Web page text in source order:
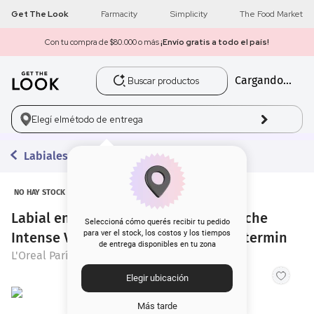
Get The Look Farmacity Simplicity The Food Market
Con tu compra de $80.000 o más¡Envío gratis a todo el país!
Buscar productos
Cargando...
Elegí elmétodo de entrega
Seleccioná cómo querés recibir tu pedido
para ver el stock, los costos y los tiempos
de entrega disponibles en tu zona
Elegir ubicación
Más tarde
Labiales en Barra
NO HAY STOCK
Labial en Barra L'Oréal Paris Color Riche
Intense Volume Matte 346 Rouge Determin
L'Oreal París
1 get the look
2 máscara pestañas
3.
5 corrector
rubor